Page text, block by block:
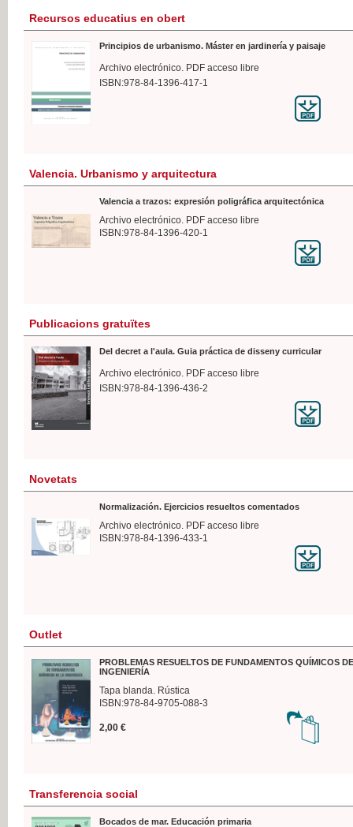
Recursos educatius en obert
Principios de urbanismo. Máster en jardinería y paisaje
Archivo electrónico. PDF acceso libre
ISBN:978-84-1396-417-1
Valencia. Urbanismo y arquitectura
Valencia a trazos: expresión poligráfica arquitectónica
Archivo electrónico. PDF acceso libre
ISBN:978-84-1396-420-1
Publicacions gratuïtes
Del decret a l'aula. Guia práctica de disseny curricular
Archivo electrónico. PDF acceso libre
ISBN:978-84-1396-436-2
Novetats
Normalización. Ejercicios resueltos comentados
Archivo electrónico. PDF acceso libre
ISBN:978-84-1396-433-1
Outlet
PROBLEMAS RESUELTOS DE FUNDAMENTOS QUÍMICOS
INGENIERÍA
Tapa blanda. Rústica
ISBN:978-84-9705-088-3
2,00 €
Transferencia social
Bocados de mar. Educación primaria